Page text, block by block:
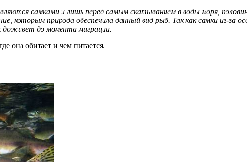
самками и лишь перед самым скатыванием в воды моря,
которым природа обеспечила данный вид рыб. Так как самки из-за
доживет до момента миграции.
она обитает и чем питается.